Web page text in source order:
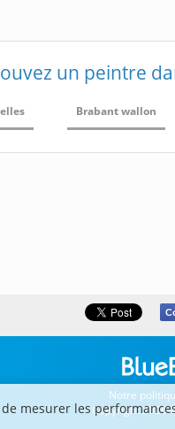
un peintre
Brabant wallon
Notre
Copyright 2026
mesurer les